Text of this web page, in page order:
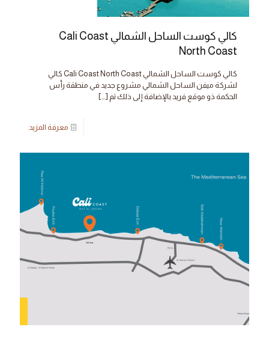
كالي كوست الساحل الشمالي Cali Coast
North Coast
كالي كوست الساحل الشمالي Cali Coast North Coast كالي
لشركة ميفن الساحل الشمالي مشروع جديد في منطقة رأس
الحكمة ذو موقع فريد بالإضافة إلى ذلك تم […]
معرفة المزيد